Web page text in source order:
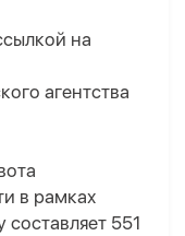
на
агентства
в рамках
551